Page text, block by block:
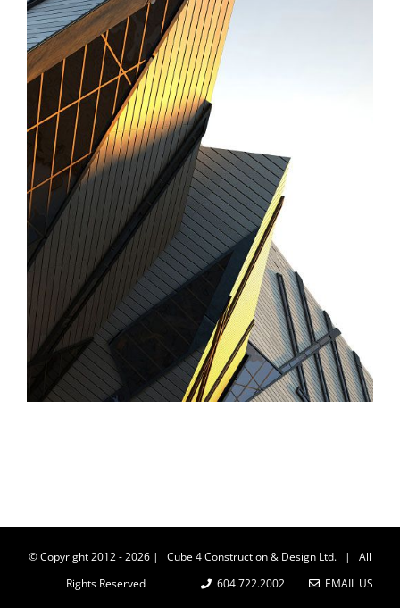
© Copyright 2012 -2026 | Cube 4 Construction & Design Ltd. | All
Rights Reserved
604.722.2002 EMAIL US